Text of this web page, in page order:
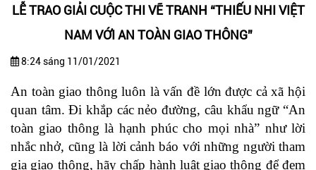
LỄ TRAO GIẢI CUỘC THI VẼ TRANH “THIẾU NHI VIỆT
NAM VỚI AN TOÀN GIAO THÔNG”
8:24 sáng 11/01/2021
An toàn giao thông luôn là vấn đề lớn được cả xã hội
quan tâm. Đi khắp các nẻo đường, câu khẩu ngữ “An
toàn giao thông là hạnh phúc cho mọi nhà” như lời
nhắc nhở, cũng là lời cảnh báo với những người tham
gia giao thông, hãy chấp hành luật giao thông để đem